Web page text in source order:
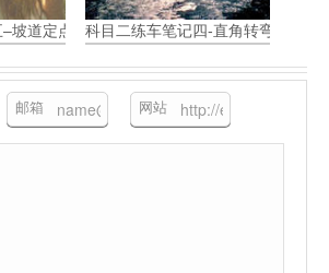
坡道定点停车和起步科目二练车笔记四-直角转弯
邮箱 网站